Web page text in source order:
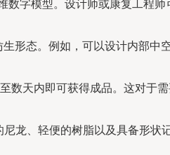
字模型。设计师或康复工程师
形态。例如，可以设计内部中
数天内即可获得成品。这对于
龙、轻便的树脂以及具备形状